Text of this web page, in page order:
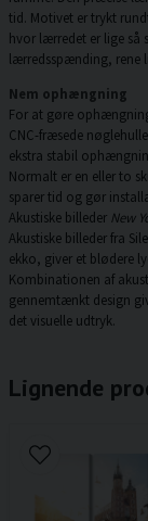
tid. Motivet er trykt
hvor lærredet er lige så
lærredsspænding, rene
Nem ophængning
For at gøre
CNC-fræsede
ekstra stabil
Normalt er en eller to
sparer tid og gør
Akustiske billeder New
Akustiske billeder fra
ekko, giver et blødere
Kombinationen af
gennemtænkt design
det visuelle udtryk.
Lignende